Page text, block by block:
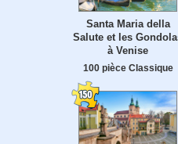
Santa Maria della
Salute et les
à Venise
100 pièce Classique